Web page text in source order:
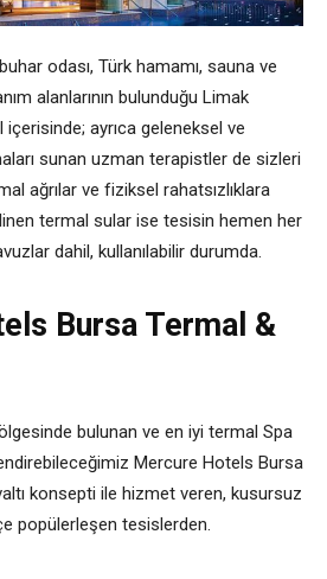
odası, Türk hamamı, sauna ve
alanlarının bulunduğu Limak
ayrıca geleneksel ve
sunan uzman terapistler de sizleri
ağrılar ve fiziksel rahatsızlıklara
termal sular ise tesisin hemen her
dahil, kullanılabilir durumda.
Bursa Termal &
bulunan ve en iyi termal Spa
Mercure Hotels Bursa
konsepti ile hizmet veren, kusursuz
popülerleşen tesislerden.